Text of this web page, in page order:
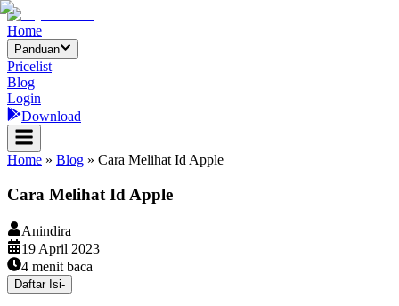
Home
Panduan
Pricelist
Blog
Login
Download
Home » Blog » Cara Melihat Id Apple
Cara Melihat Id Apple
Anindira
19 April 2023
4 menit baca
Daftar Isi-